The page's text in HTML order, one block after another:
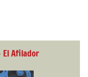
El Afilador